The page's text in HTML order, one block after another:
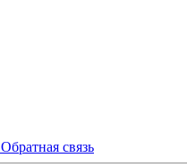
Обратная связь